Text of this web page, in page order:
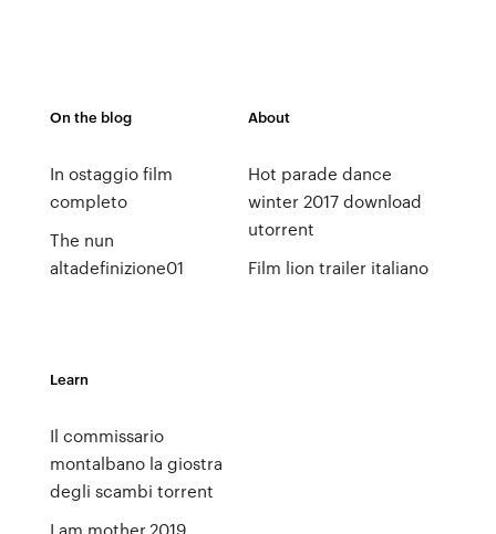
On the blog
In ostaggio film
completo
The nun
altadefinizione01
About
Hot parade dance
winter 2017 download
utorrent
Film lion trailer italiano
Learn
Il commissario
montalbano la giostra
degli scambi torrent
I.am.mother.2019